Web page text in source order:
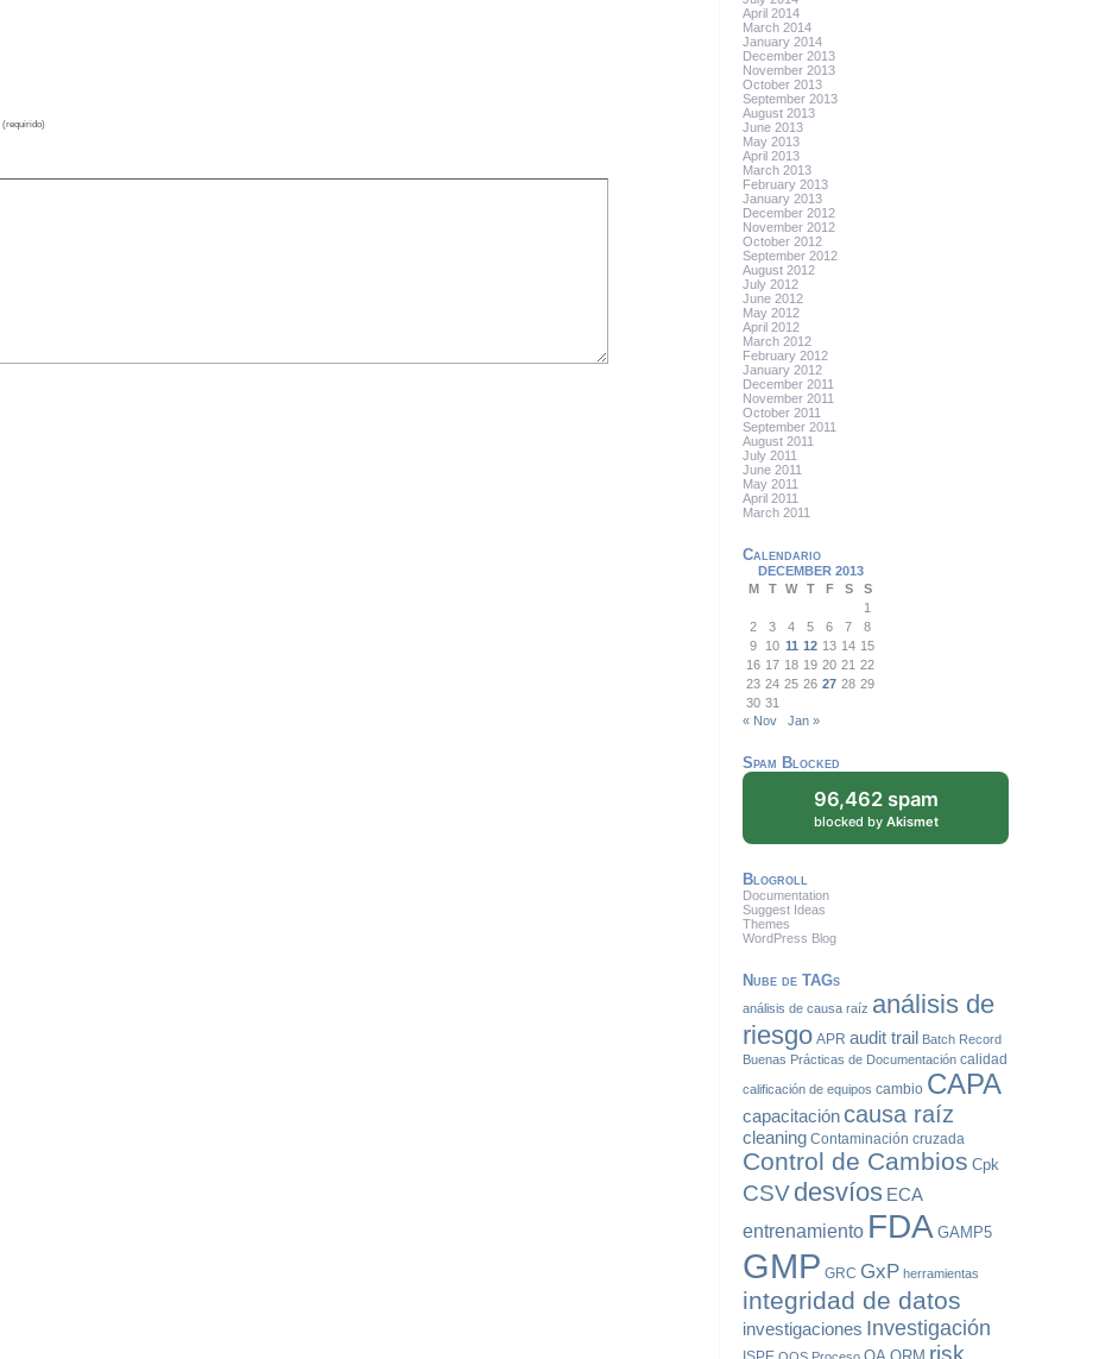
(requirido)
April 2014
March 2014
January 2014
December 2013
November 2013
October 2013
September 2013
August 2013
June 2013
May 2013
April 2013
March 2013
February 2013
January 2013
December 2012
November 2012
October 2012
September 2012
August 2012
July 2012
June 2012
May 2012
April 2012
March 2012
February 2012
January 2012
December 2011
November 2011
October 2011
September 2011
August 2011
July 2011
June 2011
May 2011
April 2011
March 2011
Calendario
DECEMBER 2013
M
T W T F S
S
1
2
3 4 5 6 7
8
9
10 11 12 13 14 15
16 17 18 19 20 21 22
23 24 25 26 27 28 29
30 31
« Nov
Jan »
Spam Blocked
96,462 spam
blocked by Akismet
Blogroll
Documentation
Suggest Ideas
Themes
WordPress Blog
Nube de TAGs
análisis de causa raíz análisis de
riesgo APR audit trail Batch Record
Buenas Prácticas de Documentación calidad
calificación de equipos cambio CAPA
capacitacióncausa raíz
cleaning Contaminación cruzada
Control de Cambios Cpk
CSVdesvíos ECA
entrenamiento FDA GAMP5
GMP GRC GxP herramientas
integridad de datos
investigaciones Investigación
risk